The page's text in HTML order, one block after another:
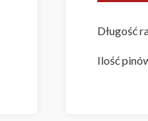
Długość
Ilość